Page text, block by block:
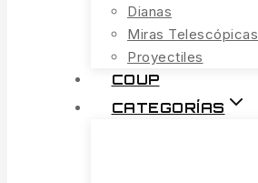
Dianas
Miras Telescópicas
Proyectiles
COUP
CATEGORÍAS